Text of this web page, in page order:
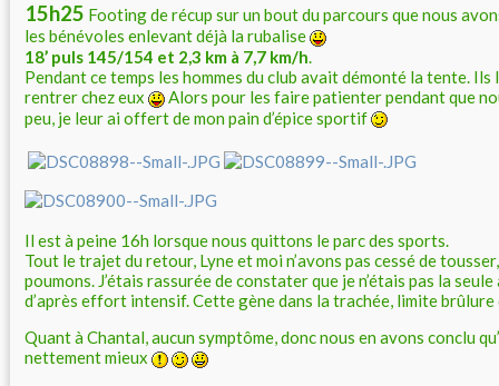
15h25 Footing de récup sur un bout du parcours que nous
les bénévoles enlevant déjà la rubalise
18’ puls 145/154 et 2,3 km à 7,7 km/h.
Pendant ce temps les hommes du club avait démonté la tente.
rentrer chez eux
Alors pour les faire patienter pendant que
peu, je leur ai offert de mon pain d’épice sportif
Il est à peine 16h lorsque nous quittons le parc des sports.
Tout le trajet du retour, Lyne et moi n’avons pas cessé de
poumons. J’étais rassurée de constater que je n’étais pas la
d’après effort intensif. Cette gène dans la trachée, limite
Quant à Chantal, aucun symptôme, donc nous en avons conclu
nettement mieux